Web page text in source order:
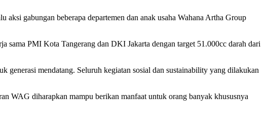
gabungan beberapa departemen dan anak usaha Wahana Artha Group
sama PMI Kota Tangerang dan DKI Jakarta dengan target 51.000cc darah dari
mendatang. Seluruh kegiatan sosial dan sustainability yang dilakukan
WAG diharapkan mampu berikan manfaat untuk orang banyak khususnya